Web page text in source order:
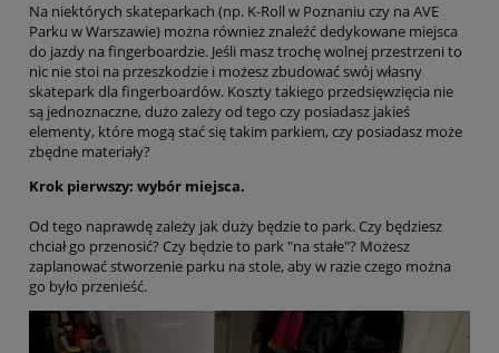
Na niektórych skateparkach (np. K-Roll w Poznaniu czy na AVE
Parku w Warszawie) można również znaleźć dedykowane miejsca
do jazdy na fingerboardzie. Jeśli masz trochę wolnej przestrzeni to
nic nie stoi na przeszkodzie i możesz zbudować swój własny
skatepark dla fingerboardów. Koszty takiego przedsięwzięcia nie
są jednoznaczne, dużo zależy od tego czy posiadasz jakieś
elementy, które mogą stać się takim parkiem, czy posiadasz może
zbędne materiały?
Krok pierwszy: wybór miejsca.
Od tego naprawdę zależy jak duży będzie to park. Czy będziesz
chciał go przenosić? Czy będzie to park "na stałe"? Możesz
zaplanować stworzenie parku na stole, aby w razie czego można
go było przenieść.